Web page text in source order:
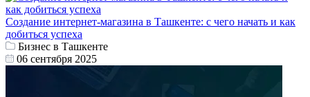
Создание интернет-магазина в Ташкенте: с чего начать и как
добиться успеха
Бизнес в Ташкенте
06 сентября 2025